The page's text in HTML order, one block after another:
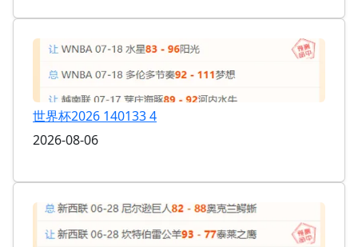
世界杯2026 140133 4
2026-08-06